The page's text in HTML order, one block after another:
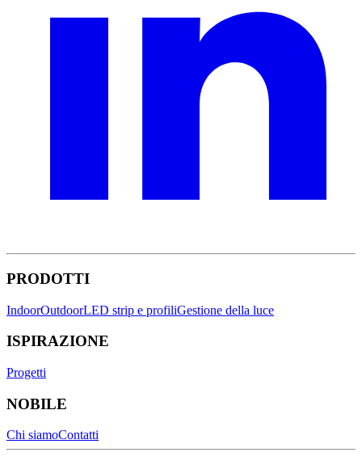
PRODOTTI
IndoorOutdoorLED strip e profiliGestione della luce
ISPIRAZIONE
Progetti
NOBILE
Chi siamoContatti